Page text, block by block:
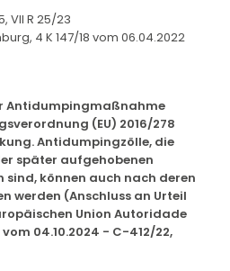
VII R 25/23
4 K 147/18 vom 06.04.2022
Antidumpingmaßnahme
(EU) 2016/278
Antidumpingzölle, die
später aufgehobenen
können auch nach deren
werden (Anschluss an Urteil
Union Autoridade
04.10.2024 - C-412/22,